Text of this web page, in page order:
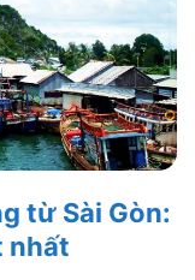
từ Sài Gòn:
nhất